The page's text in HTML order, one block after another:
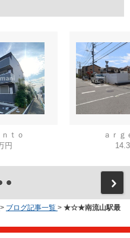
ｔｏ
円
ａｒｇ
> ブログ記事一覧 > ★☆★南流山駅最